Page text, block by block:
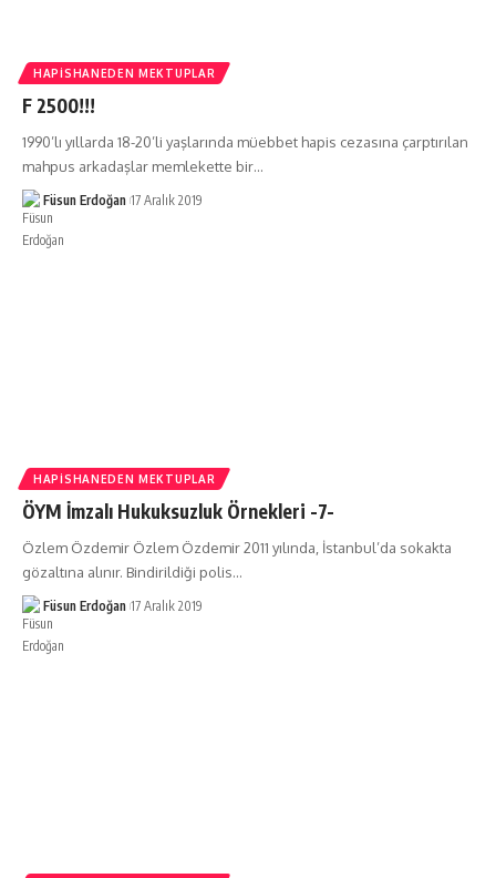
HAPISHANEDEN MEKTUPLAR
F 2500!!!
1990’lı yıllarda 18-20’li yaşlarında müebbet hapis cezasına çarptırılan
mahpus arkadaşlar memlekette bir…
Füsun Erdoğan 17 Aralık 2019
HAPISHANEDEN MEKTUPLAR
ÖYM İmzalı Hukuksuzluk Örnekleri -7-
Özlem Özdemir Özlem Özdemir 2011 yılında, İstanbul’da sokakta
gözaltına alınır. Bindirildiği polis…
Füsun Erdoğan 17 Aralık 2019